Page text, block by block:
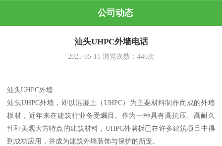
公司动态
汕头UHPC外墙电话
2025-05-11 浏览次数： 446次
汕头UHPC外墙
汕头UHPC外墙，即以混凝土（UHPC）为主要材料制作而成的外墙
板材，近年来在建筑行业备受瞩目。作为一种具有高抗压、高耐久
性和美观大方特点的建筑材料，UHPC外墙板已在许多建筑项目中得
到成功应用，并成为建筑外墙装饰与保护的新宠。